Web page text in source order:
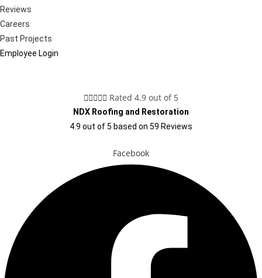
Reviews
Careers
Past Projects
Employee Login
 Rated 4.9 out of 5
NDX Roofing and Restoration
4.9 out of5 based on 59 Reviews
Facebook